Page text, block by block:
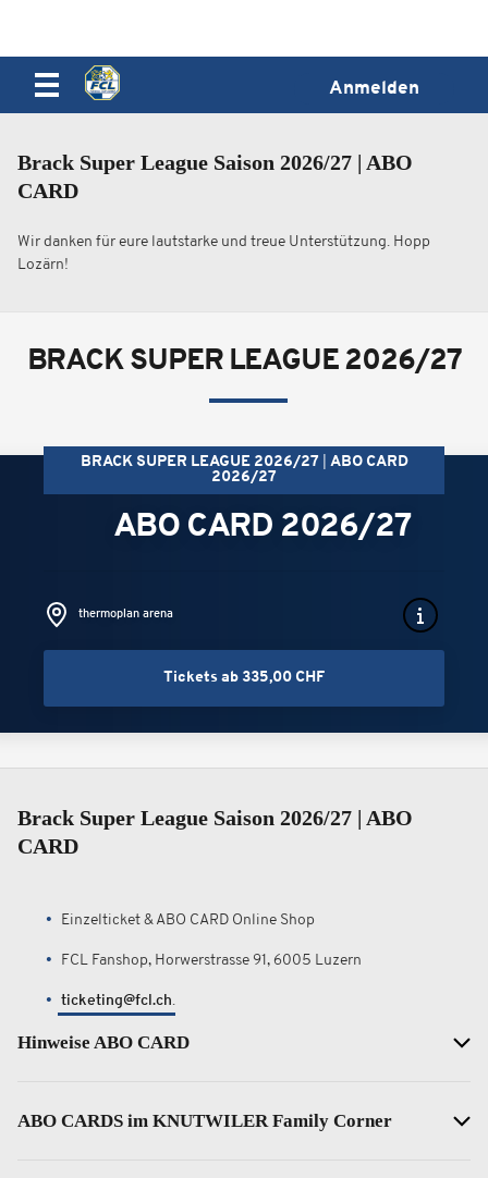
Anmelden
Brack Super League Saison 2026/27 | ABO
CARD
Wir danken für eure lautstarke und treue Unterstützung. Hopp
Lozärn!
BRACK SUPER LEAGUE 2026/27
BRACK SUPER LEAGUE 2026/27
ABO CARD
2026/27
ABO CARD 2026/27
thermoplan arena
Tickets ab 335,00 CHF
Brack Super League Saison 2026/27 | ABO
CARD
Einzelticket & ABO CARD Online Shop
FCL Fanshop, Horwerstrasse 91, 6005 Luzern
ticketing@fcl.ch.
Hinweise ABO CARD
ABO CARDS im KNUTWILER Family Corner